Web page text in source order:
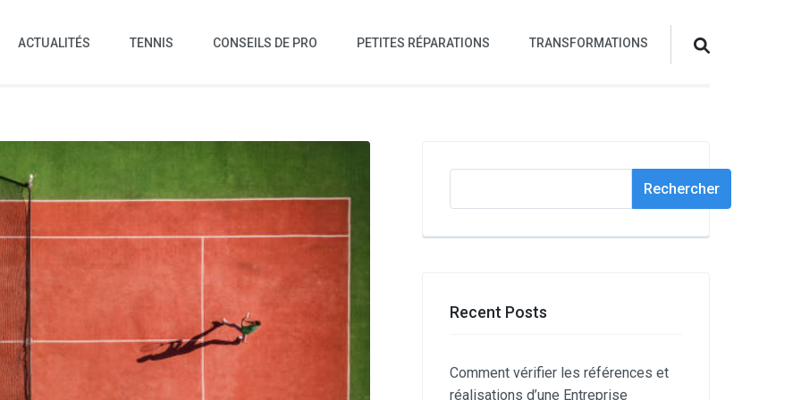
ACTUALITÉS TENNIS CONSEILS DE PRO PETITES RÉPARATIONS TRANSFORMATIONS
Rechercher
Recent Posts
Comment vérifier les références et
réalisations d’une Entreprise